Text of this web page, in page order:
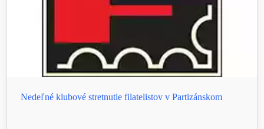
Nedeľné klubové stretnutie filatelistov v Partizánskom